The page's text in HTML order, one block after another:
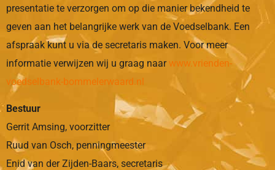
presentatie te verzorgen om op die manier bekendheid te
geven aan het belangrijke werk van de Voedselbank. Een
afspraak kunt u via de secretaris maken. Voor meer
informatie verwijzen wij u graag naar www.vrienden-
voedselbank-bommelerwaard.nl
Bestuur
Gerrit Amsing, voorzitter
Ruud van Osch, penningmeester
Enid van der Zijden-Baars, secretaris